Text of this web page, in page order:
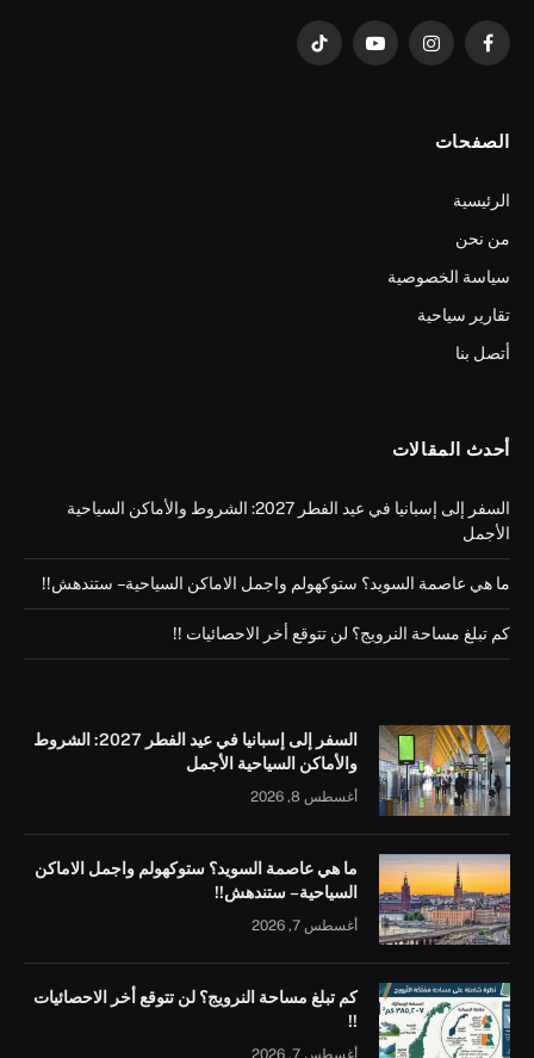
فيسبوكالانستغراميوتيوب تيكتوك
الصفحات
الرئيسية
من نحن
سياسة الخصوصية
تقارير سياحية
أتصل بنا
أحدث المقالات
السفر إلى إسبانيا في عيد الفطر 2027: الشروط والأماكن السياحية
الأجمل
ما هي عاصمة السويد؟ ستوكهولم واجمل الاماكن السياحية – ستندهش!!
كم تبلغ مساحة النرويج؟ لن تتوقع أخر الاحصائيات !!
السفر إلى إسبانيا في عيد الفطر 2027: الشروط
والأماكن السياحية الأجمل
أغسطس 8, 2026
ما هي عاصمة السويد؟ ستوكهولم واجمل الاماكن
السياحية – ستندهش!!
أغسطس 7, 2026
كم تبلغ مساحة النرويج؟ لن تتوقع أخر الاحصائيات
!!
أغسطس 7, 2026